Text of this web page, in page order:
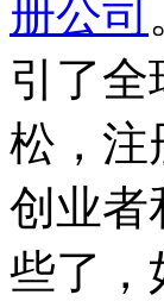
册公司
引了全
松，注
创业者
些了，